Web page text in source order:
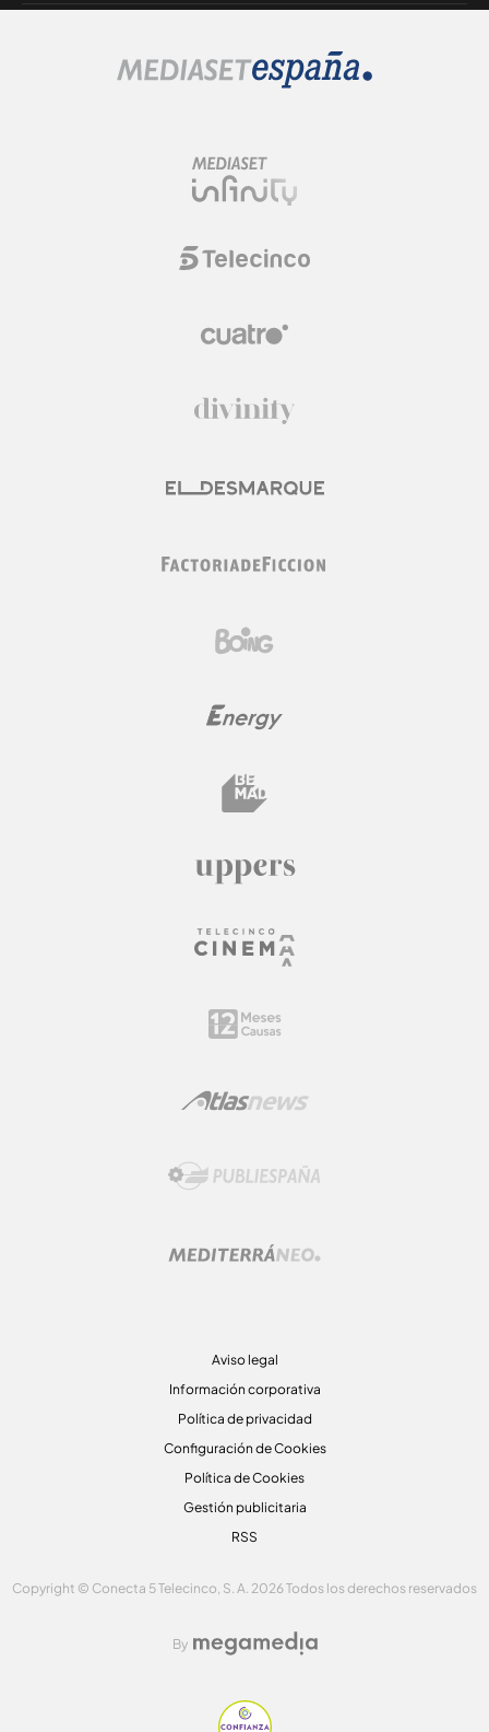
Aviso legal
Información corporativa
Política de privacidad
Configuración de Cookies
Política de Cookies
Gestión publicitaria
RSS
Copyright © Conecta 5 Telecinco, S. A. 2026 Todos los derechos reservados
By